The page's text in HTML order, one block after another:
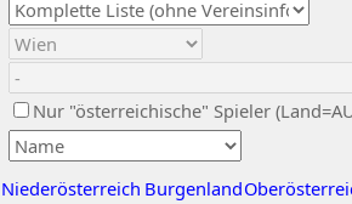
Nur "österreichische" Spieler
Niederösterreich Burgenland